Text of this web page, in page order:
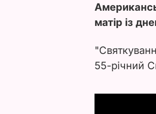
матір із
55-річний